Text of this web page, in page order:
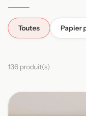
Toutes Papier
136 produit(s)